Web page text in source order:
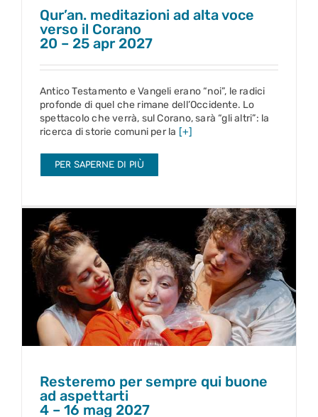
Qur’an. meditazioni ad alta voce
verso il Corano
20 – 25 apr 2027
Antico Testamento e Vangeli erano “noi”, le radici
profonde di quel che rimane dell’Occidente. Lo
spettacolo che verrà, sul Corano, sarà “gli altri”: la
ricerca di storie comuni per la [+]
PER SAPERNE DI PIÙ
Resteremo per sempre qui buone ad aspettarti
4 – 16 mag 2027
Resteremo per sempre qui buone
ad aspettarti
4 – 16 mag 2027